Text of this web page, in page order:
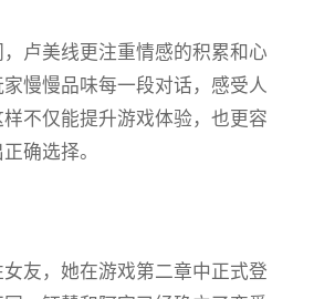
卢美线更注重情感的积累和心
慢慢品味每一段对话，感受人
不仅能提升游戏体验，也更容
确选择。
友，她在游戏第二章中正式登